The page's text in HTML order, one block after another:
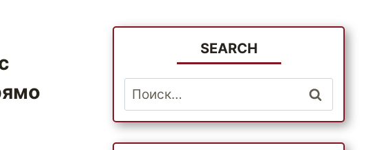
SEARCH
Найти: